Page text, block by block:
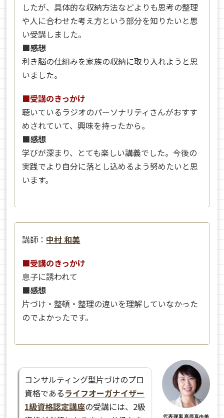
したが、具体的な収納方法などよりも思考の整理
や人に合わせた考え方という部分を知りたいと思
い受講しました。
■感想
利き脳の仕組みを家族の収納に取り入れようと思
いました。
■受講のきっかけ
聴いているラジオのパーソナリティさんがおすす
めされていて、興味を持ったから。
■感想
学びが深まり、とても楽しい講義でした。今後の
実践でより自分に落とし込めるよう努めたいと思
います。
講師： 中村 和美
■受講のきっかけ
息子に誘われて
■感想
片づけ・整頓・整理の違いを理解していなかった
のでよかったです。
コンサルティング型片づけのプロ
資格であるライフオーガナイザー
1級資格認定講座の受講には、2級
代表理事 髙原真由美